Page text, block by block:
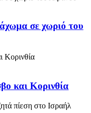
σε χωριό του
και Κορινθία